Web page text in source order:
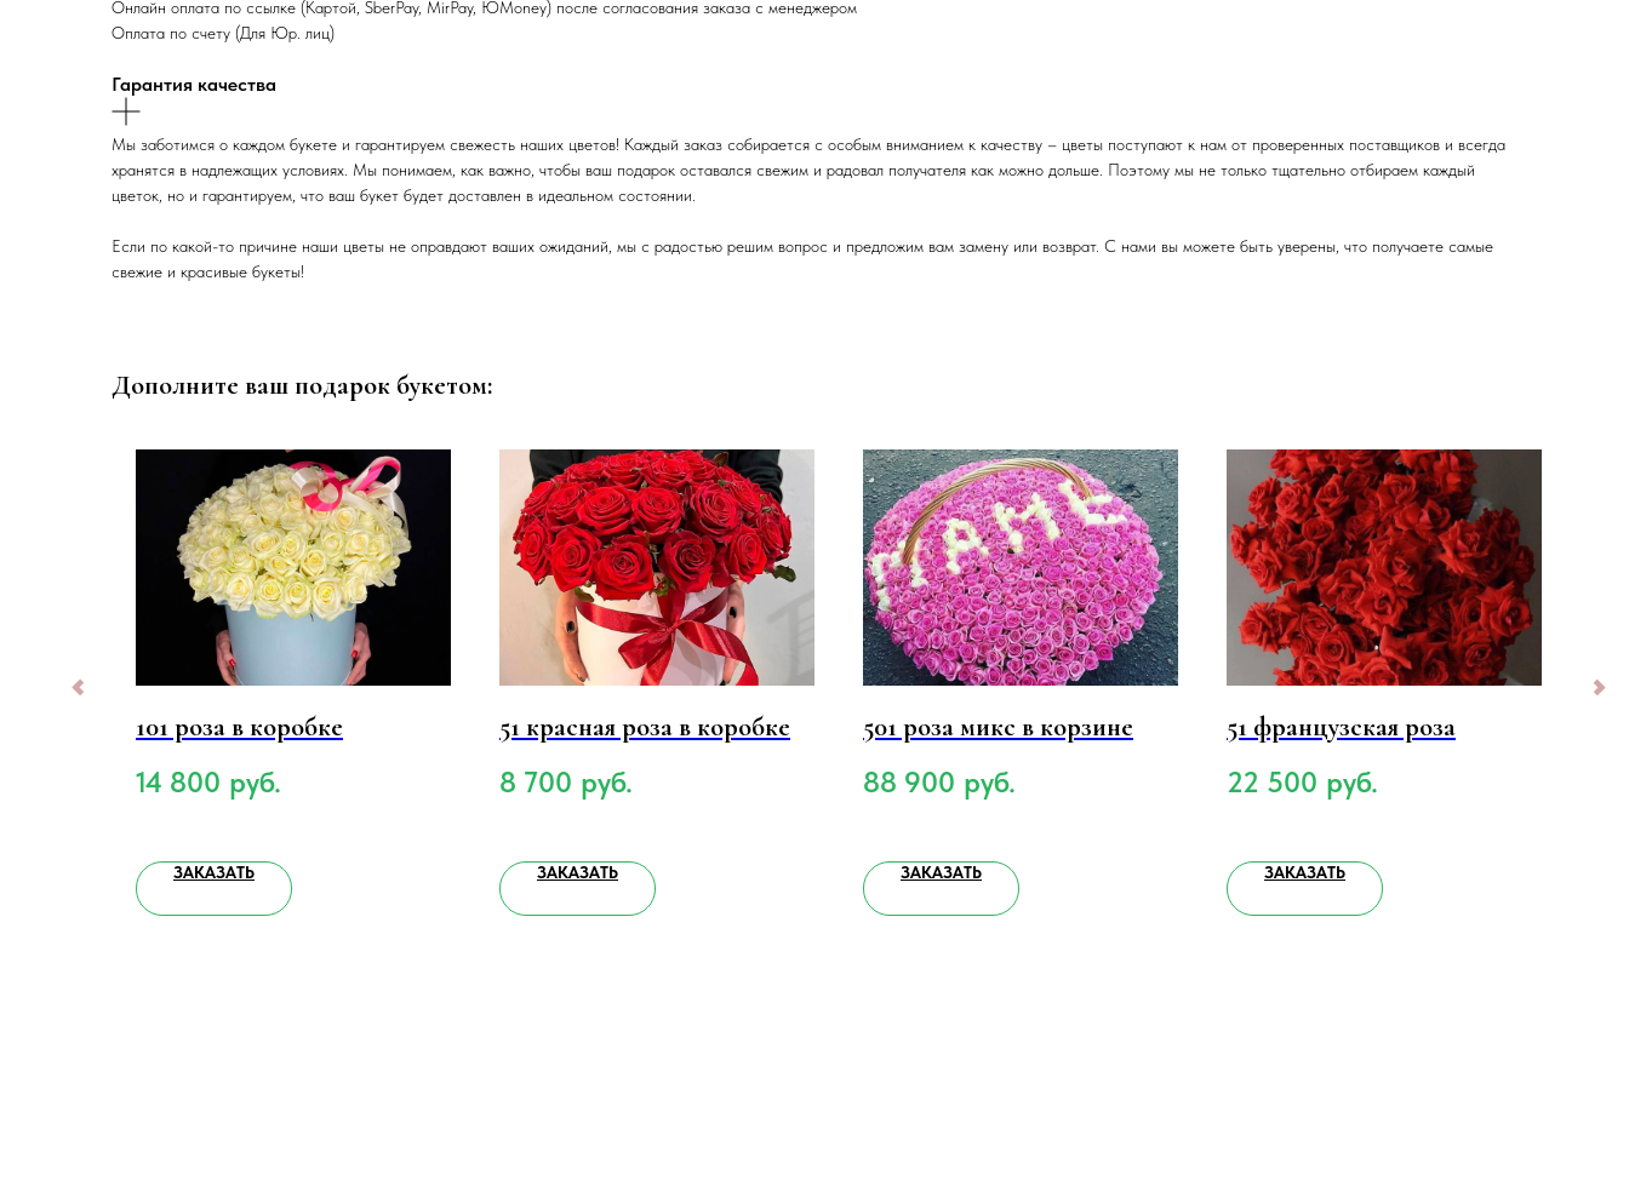
Онлайн оплата по ссылке (Картой, SberPay, MirPay, ЮMoney) после согласования заказа с менеджером
Оплата по счету (Для Юр. лиц)
Гарантия качества
Мы заботимся о каждом букете и гарантируем свежесть наших цветов! Каждый заказ собирается с особым вниманием к качеству – цветы поступают к нам от проверенных поставщиков и всегда
хранятся в надлежащих условиях. Мы понимаем, как важно, чтобы ваш подарок оставался свежим и радовал получателя как можно дольше. Поэтому мы не только тщательно отбираем каждый
цветок, но и гарантируем, что ваш букет будет доставлен в идеальном состоянии.
Если по какой-то причине наши цветы не оправдают ваших ожиданий, мы с радостью решим вопрос и предложим вам замену или возврат. С нами вы можете быть уверены, что получаете самые
свежие и красивые букеты!
Дополните ваш подарок букетом:
101 роза в коробке
14 800 руб.
ЗАКАЗАТЬ
51 красная роза в коробке
8 700 руб.
ЗАКАЗАТЬ
501 роза микс в корзине
88 900 руб.
ЗАКАЗАТЬ
51 французская роза
22 500 руб.
ЗАКАЗАТЬ